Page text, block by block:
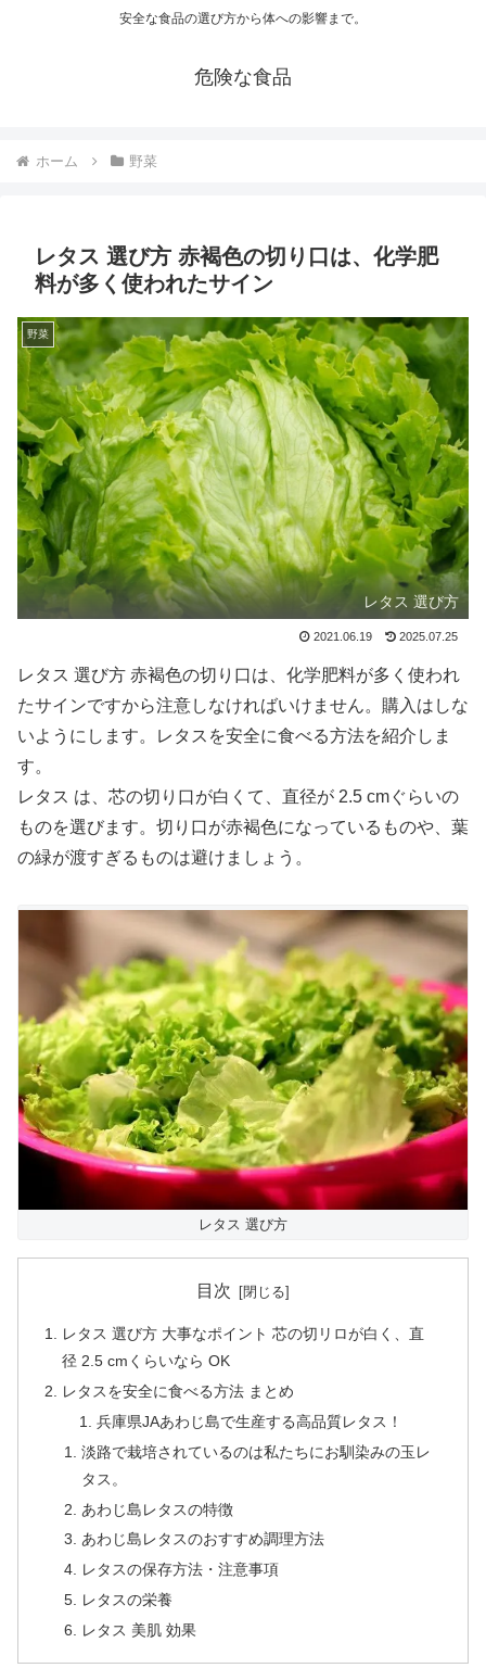
安全な食品の選び方から体への影響まで。
危険な食品
ホーム 野菜
レタス 選び方 赤褐色の切り口は、化学肥
料が多く使われたサイン
野菜
レタス 選び方
2021.06.19 2025.07.25
レタス 選び方 赤褐色の切り口は、化学肥料が多く使われ
たサインですから注意しなければいけません。購入はしな
いようにします。レタスを安全に食べる方法を紹介しま
す。
レタス は、芯の切り口が白くて、直径が 2.5 cmぐらいの
ものを選びます。切り口が赤褐色になっているものや、葉
の緑が渡すぎるものは避けましょう。
レタス 選び方
目次
レタス 選び方 大事なポイント 芯の切リロが白く、直
径 2.5 cmくらいなら OK
レタスを安全に食べる方法 まとめ
兵庫県JAあわじ島で生産する高品質レタス！
淡路で栽培されているのは私たちにお馴染みの玉レ
タス。
あわじ島レタスの特徴
あわじ島レタスのおすすめ調理方法
レタスの保存方法・注意事項
レタスの栄養
レタス 美肌 効果